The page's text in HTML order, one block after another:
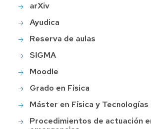
arXiv
Ayudica
Reserva de aulas
SIGMA
Moodle
Grado en Física
Máster en Física y Tecnologías
Procedimientos de actuación